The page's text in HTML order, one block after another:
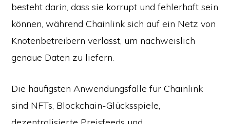
besteht darin, dass sie korrupt und fehlerhaft sein
können, während Chainlink sich auf ein Netz von
Knotenbetreibern verlässt, um nachweislich
genaue Daten zu liefern.
Die häufigsten Anwendungsfälle für Chainlink
sind NFTs, Blockchain-Glücksspiele,